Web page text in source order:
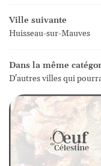
Ville suivante
Huisseau-sur-Mauves
Dans la même
D'autres villes qui